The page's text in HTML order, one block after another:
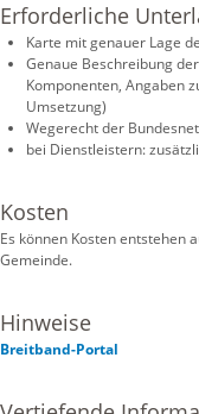
Erforderliche
Karte mit genauer Lage
Genaue Beschreibung
Komponenten, Angaben
Umsetzung)
Wegerecht der
bei Dienstleistern:
Kosten
Es können Kosten entstehen
Gemeinde.
Hinweise
Breitband-Portal